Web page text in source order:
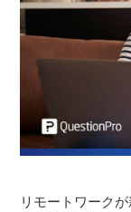
リモートワーク